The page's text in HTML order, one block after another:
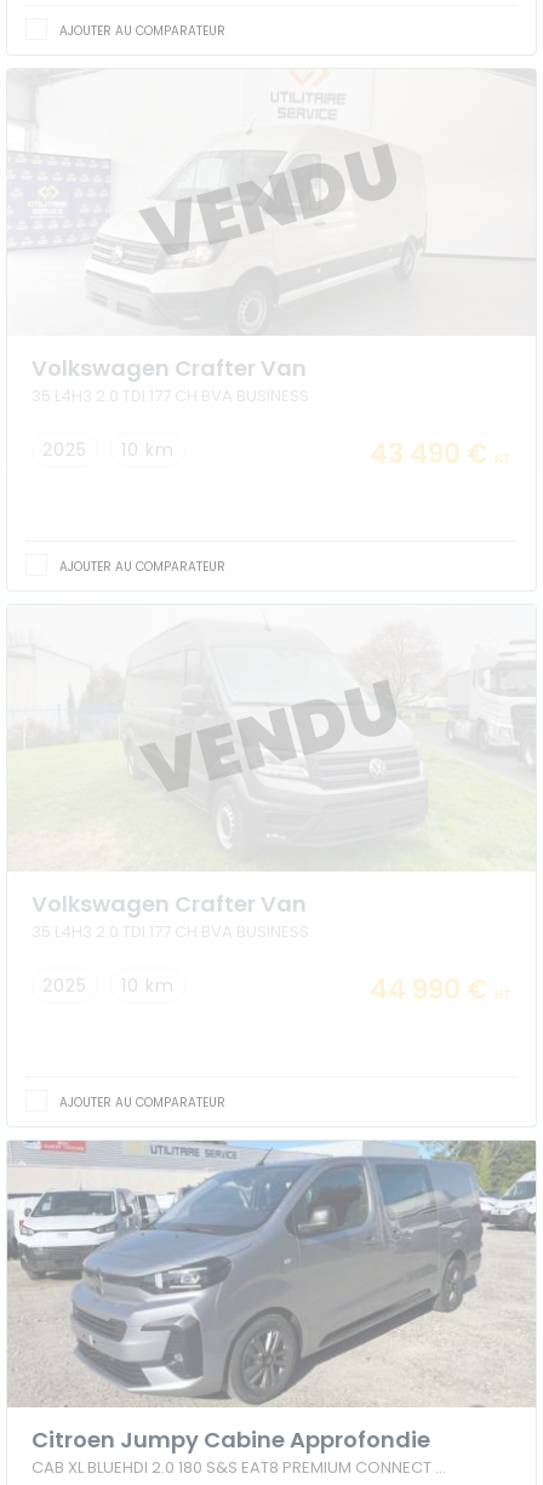
AJOUTER AU COMPARATEUR
Volkswagen Crafter Van
35 L4H3 2.0 TDI 177 CH BVA BUSINESS
2025 10 km 43 490 € HT
AJOUTER AU COMPARATEUR
Volkswagen Crafter Van
35 L4H3 2.0 TDI 177 CH BVA BUSINESS
2025 10 km 44 990 € HT
AJOUTER AU COMPARATEUR
Citroen Jumpy Cabine Approfondie
CAB XL BLUEHDI 2.0 180 S&S EAT8 PREMIUM CONNECT 5 PLACES